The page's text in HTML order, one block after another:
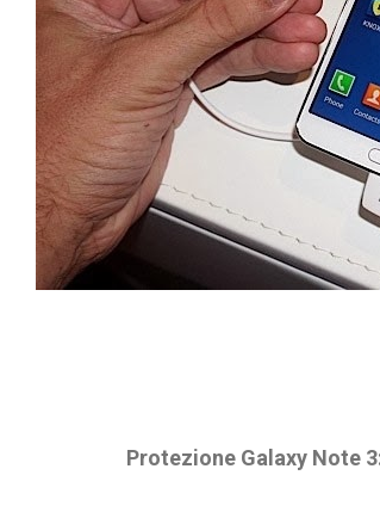
Protezione Galaxy Note